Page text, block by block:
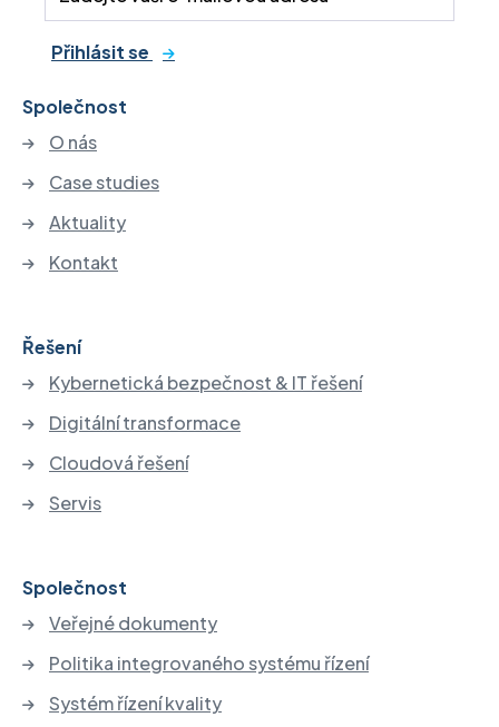
Přihlásit se
Společnost
O nás
Case studies
Aktuality
Kontakt
Řešení
Kybernetická bezpečnost & IT řešení
Digitální transformace
Cloudová řešení
Servis
Společnost
Veřejné dokumenty
Politika integrovaného systému řízení
Systém řízení kvality